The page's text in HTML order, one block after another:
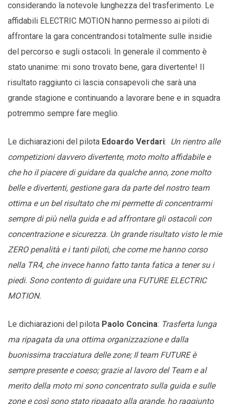
considerando la notevole lunghezza del trasferimento. Le
affidabili ELECTRIC MOTION hanno permesso ai piloti di
affrontare la gara concentrandosi totalmente sulle insidie
del percorso e sugli ostacoli. In generale il commento è
stato unanime: mi sono trovato bene, gara divertente! Il
risultato raggiunto ci lascia consapevoli che sarà una
grande stagione e continuando a lavorare bene e in squadra
potremmo sempre fare meglio.
Le dichiarazioni del pilota Edoardo Verdari: Un rientro alle
competizioni davvero divertente, moto molto affidabile e
che ho il piacere di guidare da qualche anno, zone molto
belle e divertenti, gestione gara da parte del nostro team
ottima e un bel risultato che mi permette di concentrarmi
sempre di più nella guida e ad affrontare gli ostacoli con
concentrazione e sicurezza. Un grande risultato visto le mie
ZERO penalità e i tanti piloti, che come me hanno corso
nella TR4, che invece hanno fatto tanta fatica a tener su i
piedi. Sono contento di guidare una FUTURE ELECTRIC
MOTION.
Le dichiarazioni del pilota Paolo Concina: Trasferta lunga
ma ripagata da una ottima organizzazione e dalla
buonissima tracciatura delle zone; Il team FUTURE è
sempre presente e coeso; grazie al lavoro del Team e al
merito della moto mi sono concentrato sulla guida e sulle
zone e così sono stato ripagato alla grande, ho raggiunto